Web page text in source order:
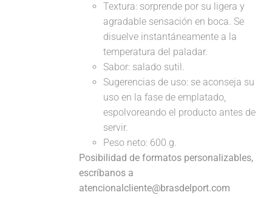
Textura: sorprende por su ligera y
agradable sensación en boca. Se
disuelve instantáneamente a la
temperatura del paladar.
Sabor: salado sutil.
Sugerencias de uso: se aconseja su
uso en la fase de emplatado,
espolvoreando el producto antes de
servir.
Peso neto: 600 g.
Posibilidad de formatos personalizables,
escríbanos a
atencionalcliente@brasdelport.com